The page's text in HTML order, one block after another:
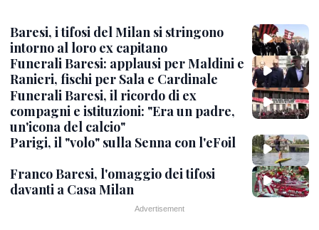
Baresi, i tifosi del Milan si stringono
intorno al loro ex capitano
Funerali Baresi: applausi per Maldini e
Ranieri, fischi per Sala e Cardinale
Funerali Baresi, il ricordo di ex
compagni e istituzioni: "Era un padre,
un'icona del calcio"
Parigi, il "volo" sulla Senna con l'eFoil
Franco Baresi, l'omaggio dei tifosi
davanti a Casa Milan